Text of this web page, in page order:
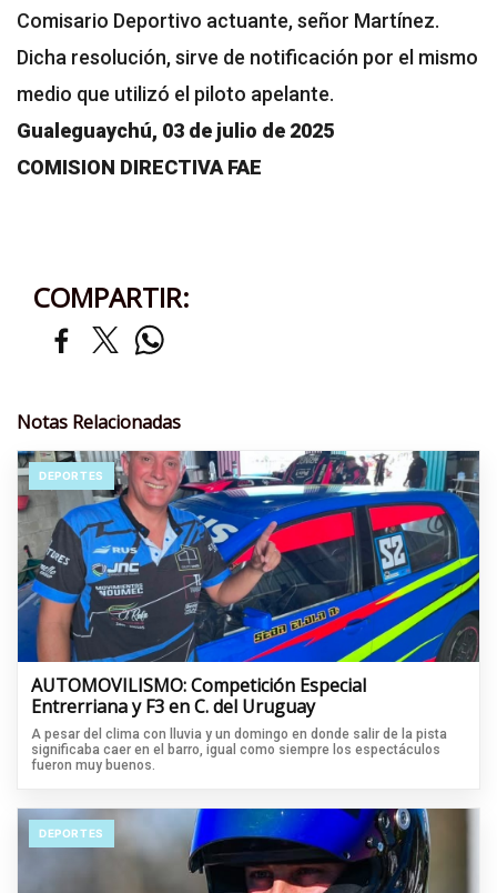
Comisario Deportivo actuante, señor Martínez.
Dicha resolución, sirve de notificación por el mismo
medio que utilizó el piloto apelante.
Gualeguaychú, 03 de julio de 2025
COMISION DIRECTIVA FAE
COMPARTIR:
Notas Relacionadas
DEPORTES
AUTOMOVILISMO: Competición Especial
Entrerriana y F3 en C. del Uruguay
A pesar del clima con lluvia y un domingo en donde salir de la pista
significaba caer en el barro, igual como siempre los espectáculos
fueron muy buenos.
DEPORTES